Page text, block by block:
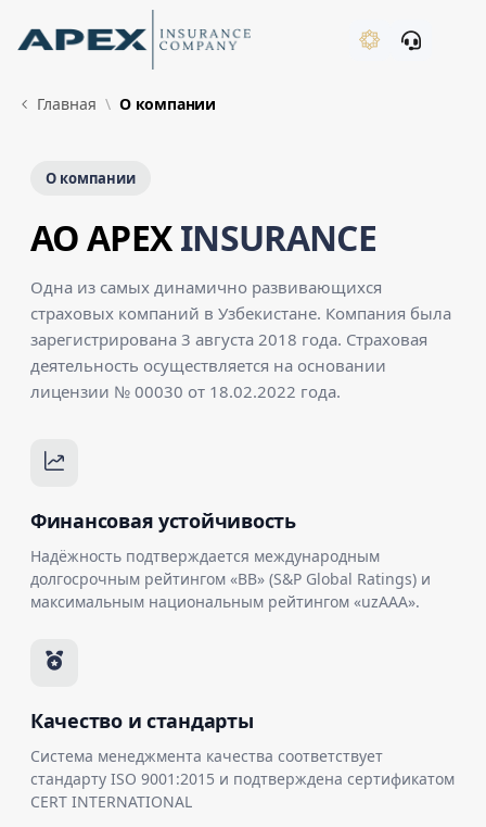
Skip to Main Content
Главная О компании
О компании
AO APEXINSURANCE
Одна из самых динамично развивающихся
страховых компаний в Узбекистане. Компания была
зарегистрирована 3 августа 2018 года. Страховая
деятельность осуществляется на основании
лицензии № 00030 от 18.02.2022 года.
Финансовая устойчивость
Надёжность подтверждается международным
долгосрочным рейтингом «BB» (S&P Global Ratings) и
максимальным национальным рейтингом «uzAAA».
Качество и стандарты
Система менеджмента качества соответствует
стандарту ISO 9001:2015 и подтверждена сертификатом
CERT INTERNATIONAL
New